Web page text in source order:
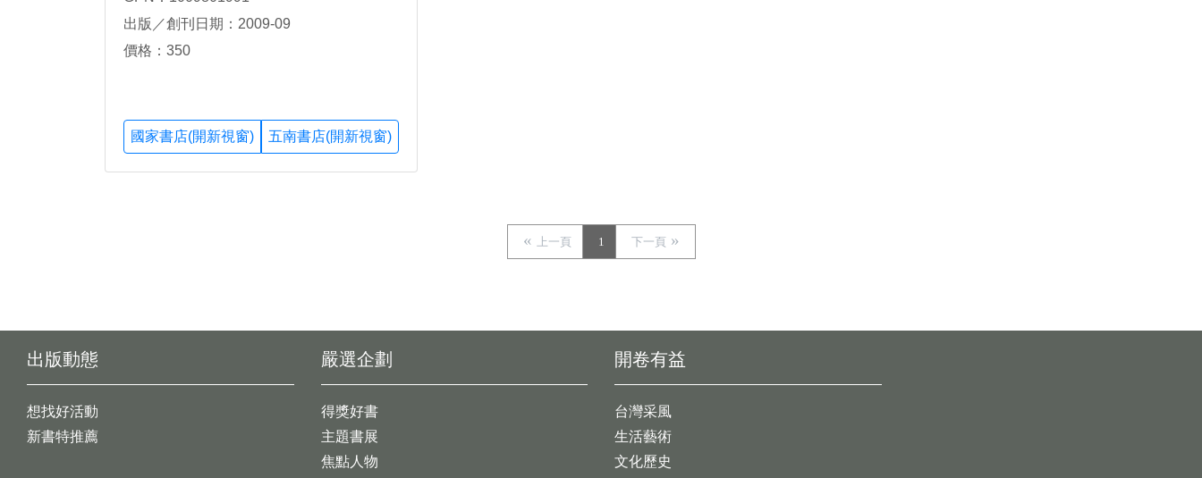
出版／創刊日期：2009-09
價格：350
國家書店(開新視窗) 五南書店(開新視窗)
上一頁 1 下一頁
出版動態
想找好活動
新書特推薦
開卷有益
台灣采風
生活藝術
文化歷史
嚴選企劃
得獎好書
主題書展
焦點人物